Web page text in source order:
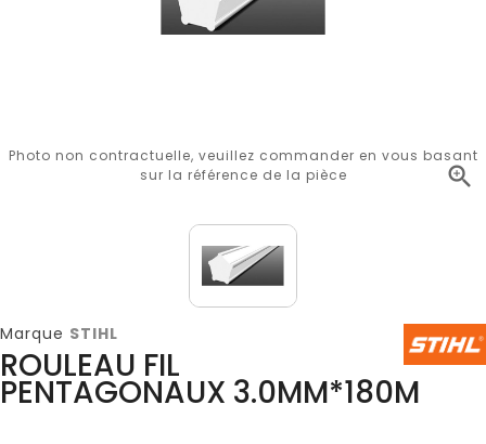

Photo non contractuelle, veuillez commander en vous basant
sur la référence de la pièce
Marque STIHL
ROULEAU FIL
PENTAGONAUX 3.0MM*180M